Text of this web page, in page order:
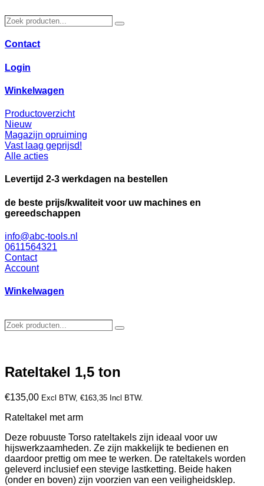
naar
inhoud
Zoek
Zoeken
Contact
Login
Winkelwagen
Productoverzicht
Nieuw
Magazijn opruiming
Vast laag geprijsd!
Alle acties
Levertijd 2-3 werkdagen na bestellen
de beste prijs/kwaliteit voor uw machines en
gereedschappen
info@abc-tools.nl
0611564321
Contact
Account
Winkelwagen
Zoek
Zoeken
Rateltakel 1,5 ton
€135,00 Excl BTW, €163,35 Incl BTW.
Rateltakel met arm
Deze robuuste Torso rateltakels zijn ideaal voor uw
hijswerkzaamheden. Ze zijn makkelijk te bedienen en
daardoor prettig om mee te werken. De rateltakels worden
geleverd inclusief een stevige lastketting. Beide haken
(onder en boven) zijn voorzien van een veiligheidsklep.